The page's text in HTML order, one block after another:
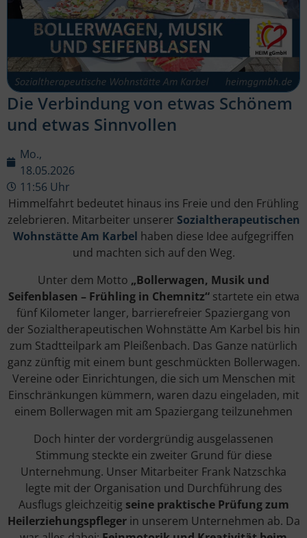
Die Verbindung von etwas Schönem
und etwas Sinnvollen
Mo.,
18.05.2026
11:56 Uhr
Himmelfahrt bedeutet hinaus ins Freie und den Frühling
zelebrieren. Mitarbeiter unserer Sozialtherapeutischen
Wohnstätte Am Karbel haben diese Idee aufgegriffen
und machten sich auf den Weg.
Unter dem Motto „Bollerwagen, Musik und
Seifenblasen – Frühling in Chemnitz“startete ein etwa
fünf Kilometer langer, barrierefreier Spaziergang von
der Sozialtherapeutischen Wohnstätte Am Karbel bis hin
zum Stadtteilpark am Pleißenbach. Das Ganze natürlich
ganz zünftig mit einem bunt geschmückten Bollerwagen.
Vereine oder Einrichtungen, die sich um Menschen mit
Einschränkungen kümmern, waren dazu eingeladen, mit
einem Bollerwagen mit am Spaziergang teilzunehmen
Doch hinter der vordergründig ausgelassenen
Stimmung steckte ein zweiter Grund für diese
Unternehmung. Unser Mitarbeiter Frank Natzschka
legte mit der Organisation und Durchführung des
Ausflugs gleichzeitig seine praktische Prüfung zum
Heilerziehungspflegerin unserem Unternehmen ab. Da